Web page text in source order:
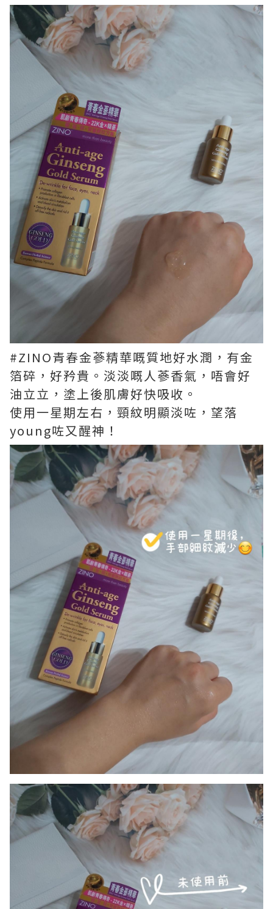
#ZINO青春金蔘精華嘅質地好水潤，有金
箔碎，好矜貴。淡淡嘅人蔘香氣，唔會好
油立立，塗上後肌膚好快吸收。
使用一星期左右，頸紋明顯淡咗，望落
young咗又醒神！